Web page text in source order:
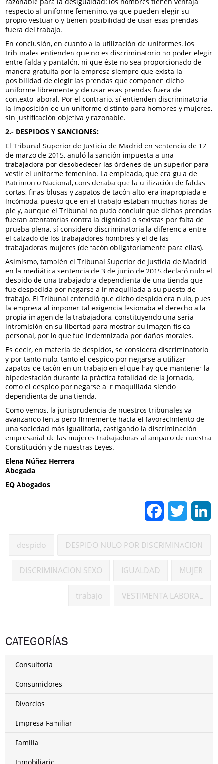
razonable para la desigualdad: los hombres tienen ventaja
respecto al uniforme femenino, ya que pueden elegir su
propio vestuario y tienen posibilidad de usar esas prendas
fuera del trabajo.
En conclusión, en cuanto a la utilización de uniformes, los
tribunales entienden que no es discriminatorio no poder elegir
entre falda y pantalón, ni que éste no sea proporcionado de
manera gratuita por la empresa siempre que exista la
posibilidad de elegir las prendas que componen dicho
uniforme libremente y de usar esas prendas fuera del
contexto laboral. Por el contrario, sí entienden discriminatoria
la imposición de un uniforme distinto para hombres y mujeres,
sin justificación objetiva y razonable.
2.- DESPIDOS Y SANCIONES:
El Tribunal Superior de Justicia de Madrid en sentencia de 17
de marzo de 2015, anuló la sanción impuesta a una
trabajadora por desobedecer las órdenes de un superior para
vestir el uniforme femenino. La empleada, que era guía de
Patrimonio Nacional, consideraba que la utilización de faldas
cortas, finas blusas y zapatos de tacón alto, era inapropiada e
incómoda, puesto que en el trabajo estaban muchas horas de
pie y, aunque el Tribunal no pudo concluir que dichas prendas
fueran atentatorias contra la dignidad o sexistas por falta de
prueba plena, sí consideró discriminatoria la diferencia entre
el calzado de los trabajadores hombres y el de las
trabajadoras mujeres (de tacón obligatoriamente para ellas).
Asimismo, también el Tribunal Superior de Justicia de Madrid
en la mediática sentencia de 3 de junio de 2015 declaró nulo el
despido de una trabajadora dependienta de una tienda que
fue despedida por negarse a ir maquillada a su puesto de
trabajo. El Tribunal entendió que dicho despido era nulo, pues
la empresa al imponer tal exigencia lesionaba el derecho a la
propia imagen de la trabajadora, constituyendo una seria
intromisión en su libertad para mostrar su imagen física
personal, por lo que fue indemnizada por daños morales.
Es decir, en materia de despidos, se considera discriminatorio
y por tanto nulo, tanto el despido por negarse a utilizar
zapatos de tacón en un trabajo en el que hay que mantener la
bipedestación durante la práctica totalidad de la jornada,
como el despido por negarse a ir maquillada siendo
dependienta de una tienda.
Como vemos, la jurisprudencia de nuestros tribunales va
avanzando lenta pero firmemente hacia el favorecimiento de
una sociedad más igualitaria, castigando la discriminación
empresarial de las mujeres trabajadoras al amparo de nuestra
Constitución y de nuestras Leyes.
Elena Núñez Herrera
Abogada
EQ Abogados
FacebookTwitter
despido DESPIDO NULO POR DISCRIMINACION
DISCRIMINACION SEXO IGUALDAD MUJER
trabajo VESTIMENTA LABORAL
CATEGORÍAS
Consultoría
Consumidores
Divorcios
Empresa Familiar
Familia
Inmobiliario